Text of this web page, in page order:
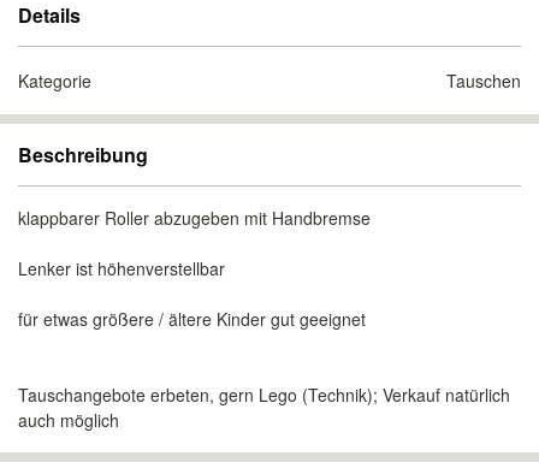
Details
Kategorie Tauschen
Beschreibung
klappbarer Roller abzugeben mit Handbremse
Lenker ist höhenverstellbar
für etwas größere / ältere Kinder gut geeignet
Tauschangebote erbeten, gern Lego (Technik); Verkauf natürlich
auch möglich